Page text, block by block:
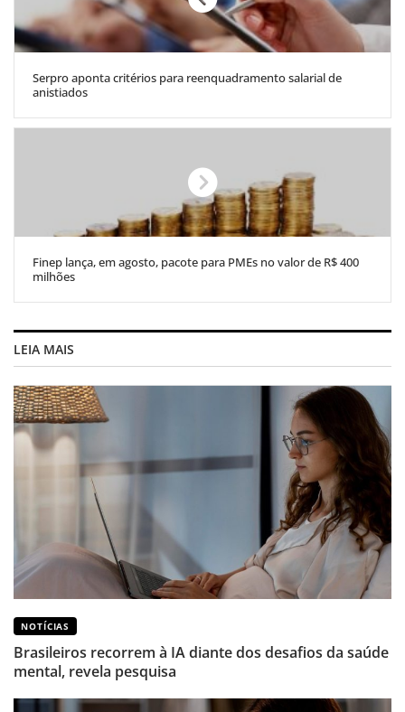
Serpro aponta critérios para reenquadramento salarial de
anistiados
Finep lança, em agosto, pacote para PMEs no valor de R$ 400
milhões
LEIA MAIS
NOTÍCIAS
Brasileiros recorrem à IA diante dos desafios da saúde
mental, revela pesquisa